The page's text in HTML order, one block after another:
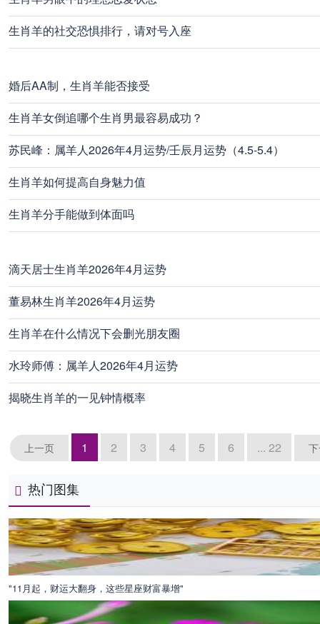
生肖羊的社交恐惧排行，请对号入座
婚后AA制，生肖羊能否接受
生肖羊女倒追哪个生肖男最容易成功？
苏民峰：属羊人2026年4月运势/壬辰月运势（4.5-5.4）
生肖羊如何提高自身魅力值
生肖羊分手能做到体面吗
滴天居士生肖羊2026年4月运势
董易林生肖羊2026年4月运势
生肖羊在什么情况下会删光朋友圈
水玲师傅：属羊人2026年4月运势
揭晓生肖羊的一见钟情概率
上一页 1 2 3 4 5 6 ... 22
热门图集
"11月起，财运大翻身，这些星座财富暴增"